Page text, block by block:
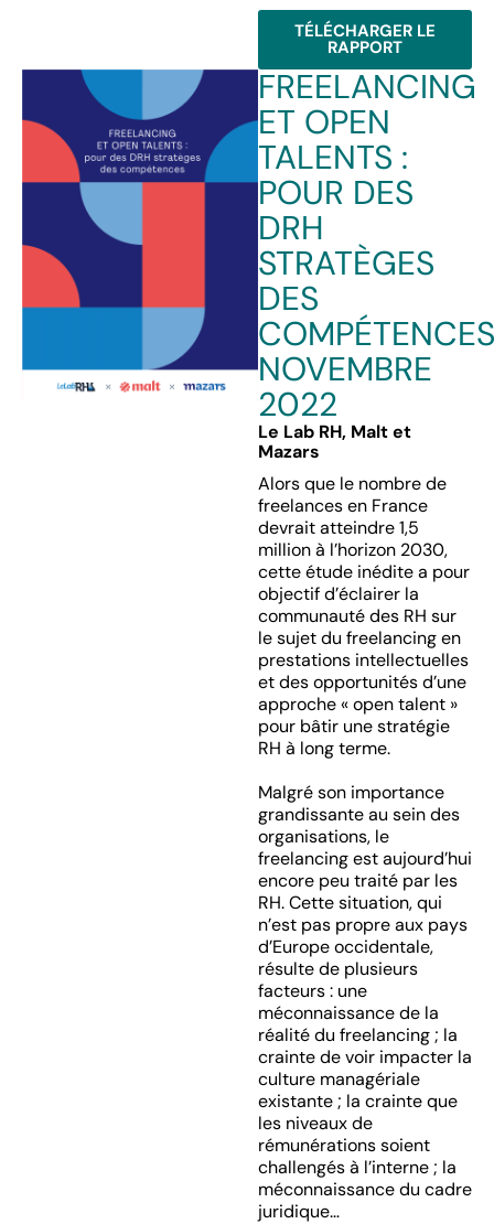
TÉLÉCHARGER LE
RAPPORT
FREELANCING
ET OPEN
TALENTS :
POUR DES
DRH
STRATÈGES
DES
COMPÉTENCES
NOVEMBRE
2022
Le Lab RH, Malt et
Mazars
Alors que le nombre de
freelances en France
devrait atteindre 1,5
million à l’horizon 2030,
cette étude inédite a pour
objectif d’éclairer la
communauté des RH sur
le sujet du freelancing en
prestations intellectuelles
et des opportunités d’une
approche « open talent »
pour bâtir une stratégie
RH à long terme.
Malgré son importance
grandissante au sein des
organisations, le
freelancing est aujourd’hui
encore peu traité par les
RH. Cette situation, qui
n’est pas propre aux pays
d’Europe occidentale,
résulte de plusieurs
facteurs : une
méconnaissance de la
réalité du freelancing ; la
crainte de voir impacter la
culture managériale
existante ; la crainte que
les niveaux de
rémunérations soient
challengés à l’interne ; la
méconnaissance du cadre
juridique…